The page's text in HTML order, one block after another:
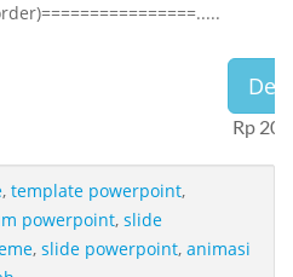
Rp
, template powerpoint,
powerpoint, slide
, slide powerpoint, animasi